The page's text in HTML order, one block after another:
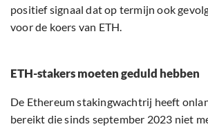
positief signaal dat op termijn ook
voor de koers van ETH.
ETH-stakers moeten geduld hebben
De Ethereum stakingwachtrij heeft
bereikt die sinds september 2023 niet